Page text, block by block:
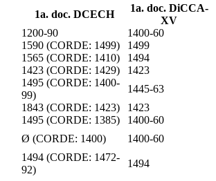
1a. doc. DCECH
1a. doc. DiCCA-
XV
1200-90
1400-60
1590 (CORDE: 1499)
1499
1565 (CORDE: 1410)
1494
1423 (CORDE: 1429)
1423
1495 (CORDE: 1400-
99)
1445-63
1843 (CORDE: 1423)
1423
1495 (CORDE: 1385)
1400-60
Ø (CORDE: 1400) 1400-60
1494 (CORDE: 1472-
92)
1494